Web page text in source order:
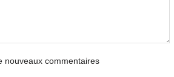
nouveaux commentaires